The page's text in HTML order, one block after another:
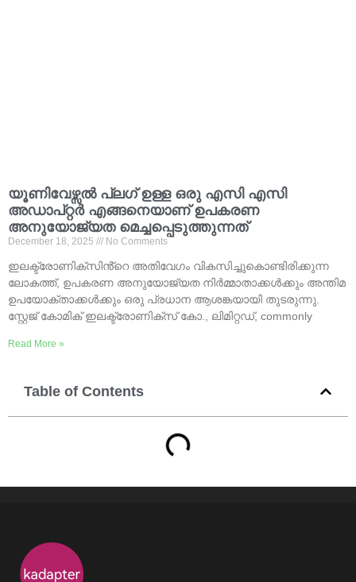
യൂണിവേഴ്സൽ പ്ലഗ് ഉള്ള ഒരു എസി എസി
അഡാപ്റ്റർ എങ്ങനെയാണ് ഉപകരണ
അനുയോജ്യത മെച്ചപ്പെടുത്തുന്നത്
December 18, 2025 No Comments
ഇലക്ട്രോണിക്സിൻ്റെ അതിവേഗം വികസിച്ചുകൊണ്ടിരിക്കുന്ന
ലോകത്ത്, ഉപകരണ അനുയോജ്യത നിർമ്മാതാക്കൾക്കും അന്തിമ
ഉപയോക്താക്കൾക്കും ഒരു പ്രധാന ആശങ്കയായി തുടരുന്നു.
സ്റ്റേജ് കോമിക് ഇലക്ട്രോണിക്സ് കോ., ലിമിറ്റഡ്, commonly
Read More »
Table of Contents